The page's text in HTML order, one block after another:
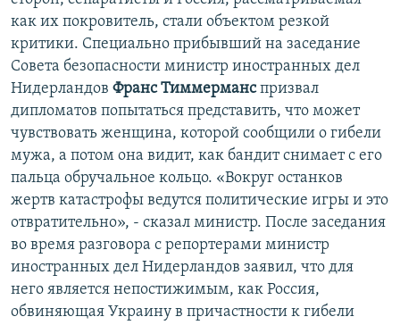
как их покровитель, стали объектом резкой
критики. Специально прибывший на заседание
Совета безопасности министр иностранных дел
Нидерландов Франс Тиммерманспризвал
дипломатов попытаться представить, что может
чувствовать женщина, которой сообщили о гибели
мужа, а потом она видит, как бандит снимает с его
пальца обручальное кольцо. «Вокруг останков
жертв катастрофы ведутся политические игры и это
отвратительно», - сказал министр. После заседания
во время разговора с репортерами министр
иностранных дел Нидерландов заявил, что для
него является непостижимым, как Россия,
обвиняющая Украину в причастности к гибели